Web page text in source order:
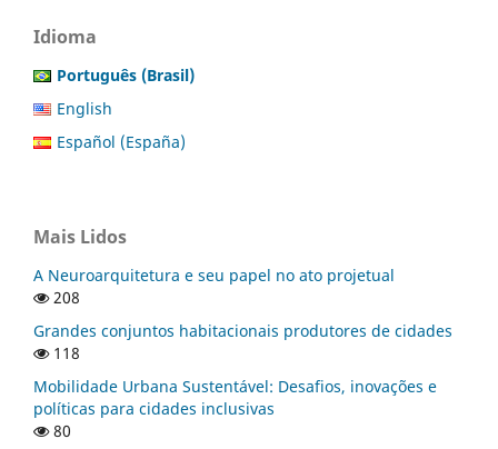
Idioma
Português (Brasil)
English
Español (España)
Mais Lidos
A Neuroarquitetura e seu papel no ato projetual
208
Grandes conjuntos habitacionais produtores de cidades
118
Mobilidade Urbana Sustentável: Desafios, inovações e
políticas para cidades inclusivas
80